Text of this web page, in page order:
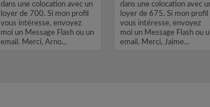
dans une colocation avec un
loyer de 700. Si mon profil
vous intéresse, envoyez
moi un Message Flash ou un
email. Merci, Arno...
dans une colocation avec
loyer de 675. Si mon profil
vous intéresse, envoyez
moi un Message Flash ou
email. Merci, Jaime...